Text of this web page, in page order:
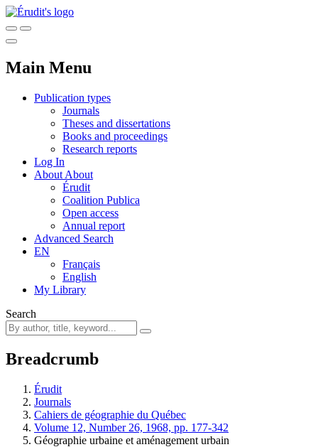
Main Menu
Publication types
Journals
Theses and dissertations
Books and proceedings
Research reports
Log In
About About
Érudit
Coalition Publica
Open access
Annual report
Advanced Search
EN
Français
English
My Library
Search
Breadcrumb
Érudit
Journals
Cahiers de géographie du Québec
Volume 12, Number 26, 1968, pp. 177-342
Géographie urbaine et aménagement urbain